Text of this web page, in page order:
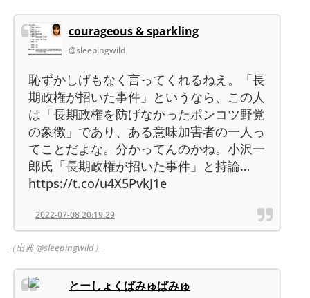
courageous & sparkling
@sleepingwild
恥ずかしげもなく言ってくれるねえ。「長
期政権が招いた事件」というなら、この人
は「長期政権を防げなかったポンコツ野党
の象徴」であり、ある意味加害者の一人っ
てことだよな。分かってんのかね。小沢一
郎氏「長期政権が招いた事件」と持論…
https://t.co/u4X5PvkJ1e
2022-07-08 20:19:29
（出典 @sleepingwild）
とーしょくぱみゅぱみゅ